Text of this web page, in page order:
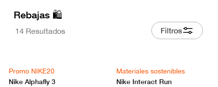
Rebajas 🛍
14 Resultados Filtros
Promo NIKE20
Nike Alphafly 3
Materiales sostenibles
Nike Interact Run